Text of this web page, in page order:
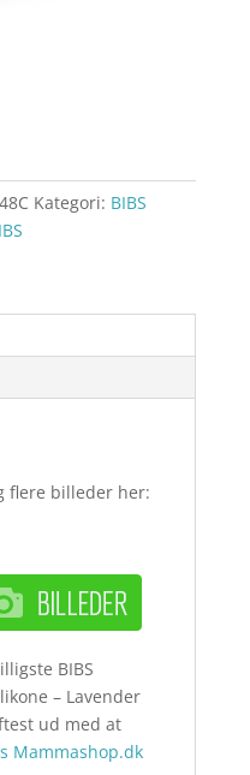
Kategori: BIBS
flere billeder her:
BIBS
– Lavender
ud med at
Mammashop.dk